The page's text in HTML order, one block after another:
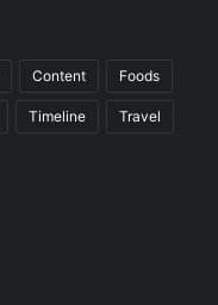
Content Foods
Timeline Travel